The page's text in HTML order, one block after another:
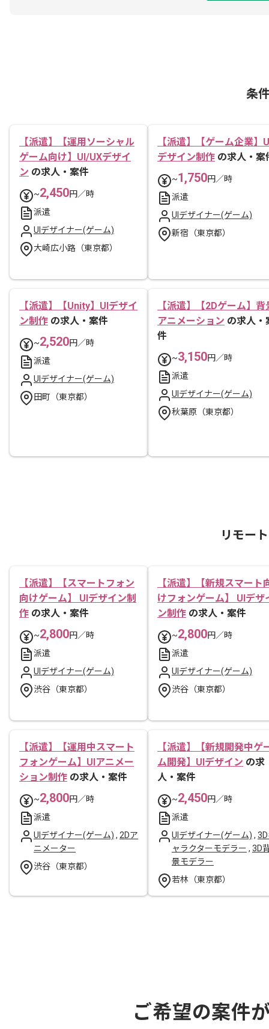
条
【派遣】【運用ソーシャル
ゲーム向け】UI/UXデザイ
ン の求人・案件
~2,450円／時
派遣
UIデザイナー(ゲーム)
大崎広小路（東京都）
【派遣】【ゲーム企業】
デザイン制作 の求人・案
~1,750円／時
派遣
UIデザイナー(ゲーム)
新宿（東京都）
【派遣】【Unity】UIデザイ
ン制作 の求人・案件
~2,520円／時
派遣
UIデザイナー(ゲーム)
田町（東京都）
【派遣】【2Dゲーム】背
アニメーション の求人・
件
~3,150円／時
派遣
UIデザイナー(ゲーム)
秋葉原（東京都）
リモー
【派遣】【スマートフォン
向けゲーム】 UIデザイン制
作 の求人・案件
~2,800円／時
派遣
UIデザイナー(ゲーム)
渋谷（東京都）
【派遣】【新規スマート
けフォンゲーム】 UIデザ
ン制作 の求人・案件
~2,800円／時
派遣
UIデザイナー(ゲーム)
渋谷（東京都）
【派遣】【運用中スマート
フォンゲーム】UIアニメー
ション制作 の求人・案件
~2,800円／時
派遣
UIデザイナー(ゲーム) , 2Dア
ニメーター
渋谷（東京都）
【派遣】【新規開発中ゲ
ム開発】UIデザイン の求
人・案件
~2,450円／時
派遣
UIデザイナー(ゲーム) ,
ャラクターモデラー , 3D
景モデラー
若林（東京都）
ご希望の案件